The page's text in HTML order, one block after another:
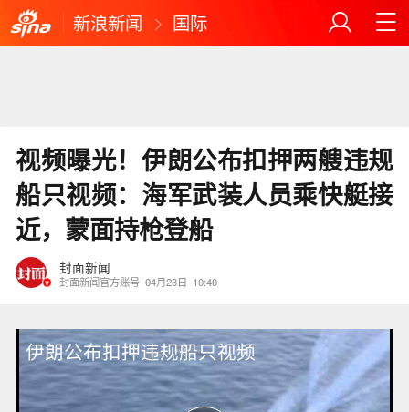
新浪新闻 国际
视频曝光！伊朗公布扣押两艘违规
船只视频：海军武装人员乘快艇接
近，蒙面持枪登船
封面新闻
封面新闻官方账号 04月23日 10:40
伊朗公布扣押违规船只视频